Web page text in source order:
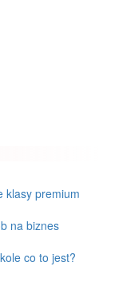
klasy premium
na biznes
co to jest?